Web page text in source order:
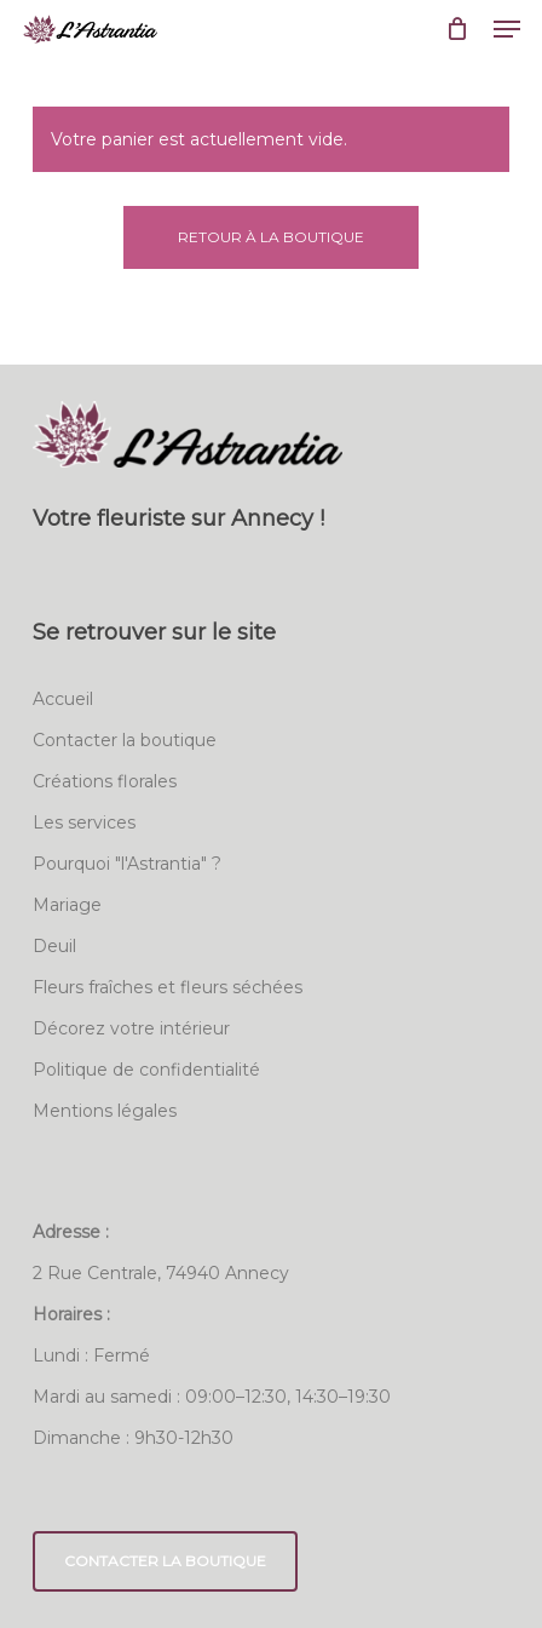
content
Votre panier est actuellement vide.
RETOUR À LA BOUTIQUE
Votre fleuriste sur Annecy !
Se retrouver sur le site
Accueil
Contacter la boutique
Créations florales
Les services
Pourquoi "l'Astrantia" ?
Mariage
Deuil
Fleurs fraîches et fleurs séchées
Décorez votre intérieur
Politique de confidentialité
Mentions légales
Adresse :
2 Rue Centrale, 74940 Annecy
Horaires :
Lundi : Fermé
Mardi au samedi : 09:00–12:30, 14:30–19:30
Dimanche : 9h30-12h30
CONTACTER LA BOUTIQUE